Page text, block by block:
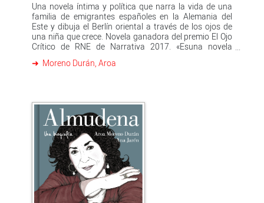
Una novela íntima y política que narra la vida de una
familia de emigrantes españoles en la Alemania del
Este y dibuja el Berlín oriental a través de los ojos de
una niña que crece. Novela ganadora del premio El Ojo
Crítico de RNE de Narrativa 2017. «Esuna novela
de acertar en todas las decisiones». Almudena Grandes
recuerdo, una insignia con tres letras grabadas: PCE.
Berlín,1961. La sangre de las sardinas ha quedado al
otro lado porque un muro ha partido la ciudad en dos.
Berlín, 1968. ¿Has pensado en lo que significa estar
aquí para siempre? Berlín, 1971. Qué cosas se llevan en
los viajes, cuando se huye, cuando no será posible el
regreso. La vida de Katia podría haber sido contada de
muchas formas, pero la prosa de Aroa Moreno Durán,
incisiva y brillante, nos la cuenta de este modo:
devolviendo la belleza al peso de la Historia.Críticas:
Moreno Durán, Aroa